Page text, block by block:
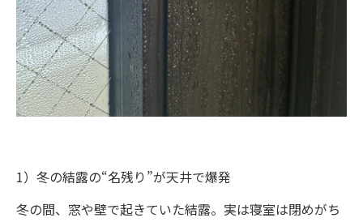
1）冬の結露の“名残り”が天井で爆発
冬の間、窓や壁で起きていた結露。実は寝室は閉めがち